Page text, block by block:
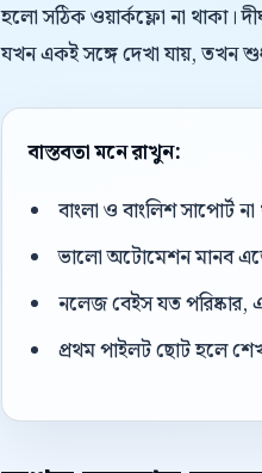
হলো সঠিক ওয়ার্কফ্লো না থাকা।
যখন একই সঙ্গে দেখা যায়, তখন
বাস্তবতা মনে রাখুন:
বাংলা ও বাংলিশ সাপোর্ট
ভালো অটোমেশন মানব
নলেজ বেইস যত পরিষ্কার,
প্রথম পাইলট ছোট হলে